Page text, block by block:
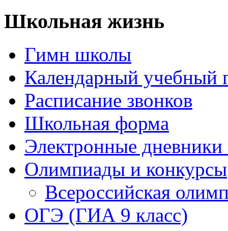
Школьная жизнь
Гимн школы
Календарный учебный
Расписание звонков
Школьная форма
Электронные
Олимпиады и конкурсы
Всероссийская
ОГЭ (ГИА 9 класс)